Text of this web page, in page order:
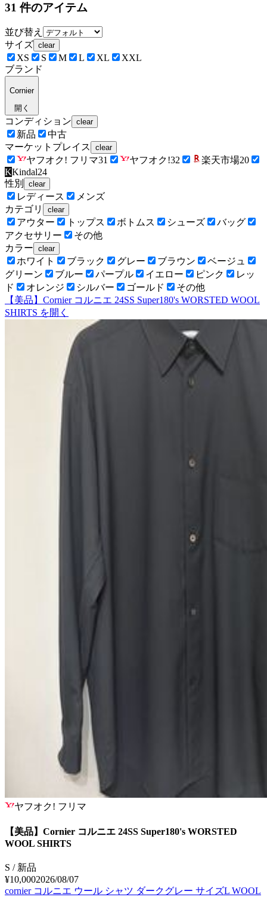
31 件のアイテム
並び替え
サイズ clear
XS S M L XL
XXL
ブランド
Cornier
開く
コンディション clear
新品
中古
マーケットプレイス
clear
ヤフオク! フリマ31 ヤフオク!32 楽天市場20
KKindal24
性別
clear
レディース
メンズ
カテゴリ
clear
アウター トップス ボトムス シューズ
バッグ
アクセサリー
その他
カラー clear
ホワイト ブラック グレー ブラウン
ベージュ
グリーン
ブルー パープル イエロー ピンク
レッ
ド
オレンジ シルバー ゴールド
その他
【美品】Cornier コルニエ 24SS Super180's WORSTED WOOL
SHIRTS を開く
ヤフオク! フリマ
【美品】Cornier コルニエ 24SS Super180's WORSTED
WOOL SHIRTS
S / 新品
¥10,0002026/08/07
cornier コルニエ ウール シャツ ダークグレー サイズL WOOL